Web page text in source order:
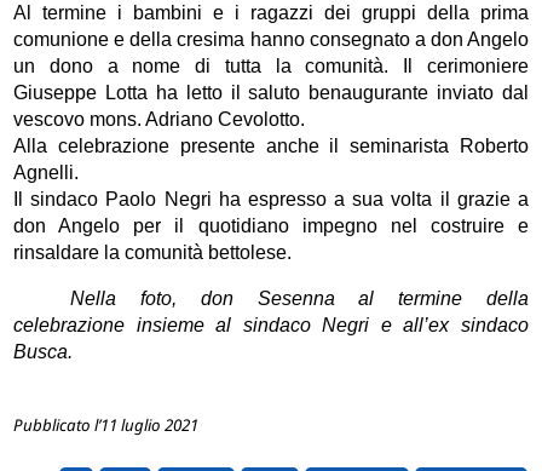
Al termine i bambini e i ragazzi dei gruppi della prima
comunione e della cresima hanno consegnato a don Angelo
un dono a nome di tutta la comunità. Il cerimoniere
Giuseppe Lotta ha letto il saluto benaugurante inviato dal
vescovo mons. Adriano Cevolotto.
Alla celebrazione presente anche il seminarista Roberto
Agnelli.
Il sindaco Paolo Negri ha espresso a sua volta il grazie a
don Angelo per il quotidiano impegno nel costruire e
rinsaldare la comunità bettolese.
Nella foto, don Sesenna al termine della
celebrazione insieme al sindaco Negri e all’ex sindaco
Busca.
Pubblicato l’11 luglio 2021